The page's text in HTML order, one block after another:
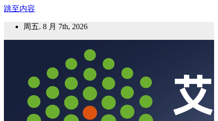
跳至内容
周五. 8 月 7th, 2026